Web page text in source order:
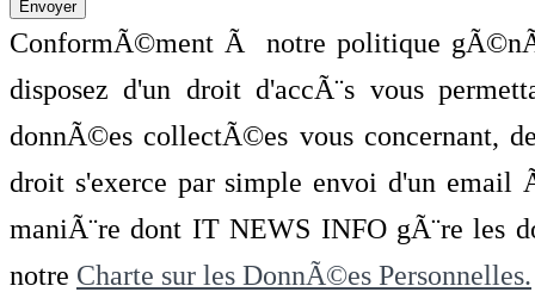
ConformÃ©ment Ã notre politique
disposez d'un droit d'accÃ¨s vous
donnÃ©es collectÃ©es vous concernant,
droit s'exerce par simple envoi d'un
maniÃ¨re dont IT NEWS INFO gÃ¨re les
notre Charte sur les DonnÃ©es Personnelles.